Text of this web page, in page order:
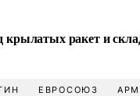
крылатых ракет и
ЕВРОСОЮЗ